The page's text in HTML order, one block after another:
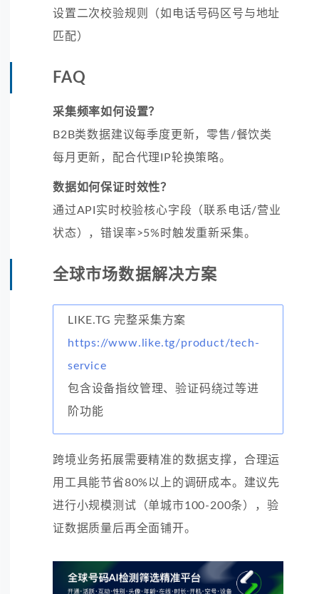
设置二次校验规则（如电话号码区号与地址
匹配）
FAQ
采集频率如何设置？
B2B类数据建议每季度更新，零售/餐饮类
每月更新，配合代理IP轮换策略。
数据如何保证时效性？
通过API实时校验核心字段（联系电话/营业
状态），错误率>5%时触发重新采集。
全球市场数据解决方案
LIKE.TG 完整采集方案
https://www.like.tg/product/tech-
service
包含设备指纹管理、验证码绕过等进
阶功能
跨境业务拓展需要精准的数据支撑，合理运
用工具能节省80%以上的调研成本。建议先
进行小规模测试（单城市100-200条），验
证数据质量后再全面铺开。